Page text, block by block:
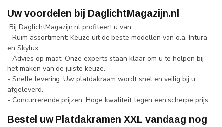
Uw voordelen bij DaglichtMagazijn.nl
Bij DaglichtMagazijn.nl profiteert u van:
- Ruim assortiment: Keuze uit de beste modellen van o.a. Intura
en Skylux.
- Advies op maat: Onze experts staan klaar om u te helpen bij
het maken van de juiste keuze.
- Snelle levering: Uw platdakraam wordt snel en veilig bij u
afgeleverd.
- Concurrerende prijzen: Hoge kwaliteit tegen een scherpe prijs.
Bestel uw Platdakramen XXL vandaag nog